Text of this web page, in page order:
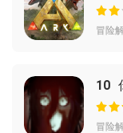
冒险
10
冒险